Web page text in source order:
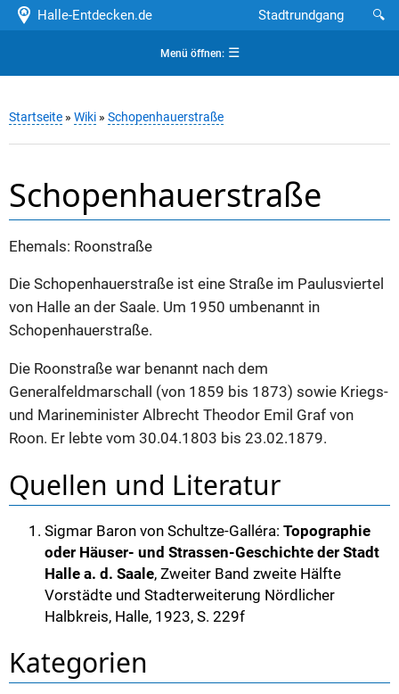
Halle-Entdecken.de 🔍
Stadtrundgang
Menü öffnen:☰
Startseite » Wiki » Schopenhauerstraße
Schopenhauerstraße
Ehemals: Roonstraße
Die Schopenhauerstraße ist eine Straße im Paulusviertel
von Halle an der Saale. Um 1950 umbenannt in
Schopenhauerstraße.
Die Roonstraße war benannt nach dem
Generalfeldmarschall (von 1859 bis 1873) sowie Kriegs-
und Marineminister Albrecht Theodor Emil Graf von
Roon. Er lebte vom 30.04.1803 bis 23.02.1879.
Quellen und Literatur
Sigmar Baron von Schultze-Galléra: Topographie
oder Häuser- und Strassen-Geschichte der Stadt
Halle a. d. Saale, Zweiter Band zweite Hälfte
Vorstädte und Stadterweiterung Nördlicher
Halbkreis, Halle, 1923, S. 229f
Kategorien